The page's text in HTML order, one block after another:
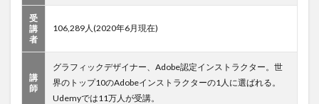
受
講
者
106,289人(2020年6月現在)
講
師
グラフィックデザイナー、Adobe認定インストラクター。世
界のトップ10のAdobeインストラクターの1人に選ばれる。
Udemyでは11万人が受講。